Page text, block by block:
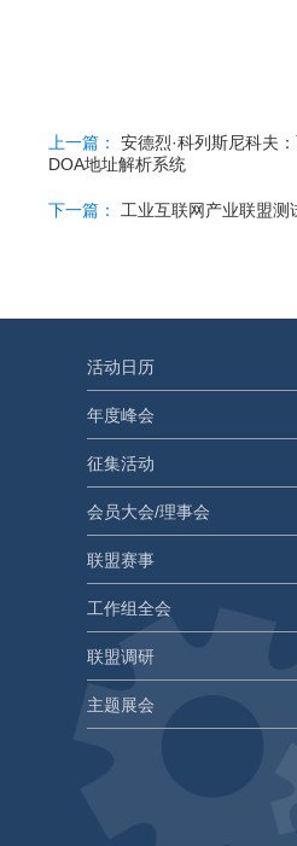
上一篇：
安德烈·科列斯尼科夫
DOA地址解析系统
下一篇： 工业互联网产业联盟测
活动日历
年度峰会
征集活动
会员大会/理事会
联盟赛事
工作组全会
联盟调研
主题展会